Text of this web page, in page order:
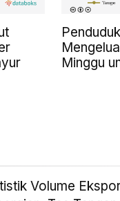
Minggu
Volume